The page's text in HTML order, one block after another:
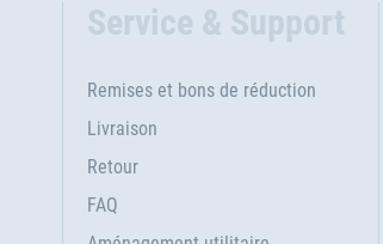
Service & Support
Remises et bons de réduction
Livraison
Retour
FAQ